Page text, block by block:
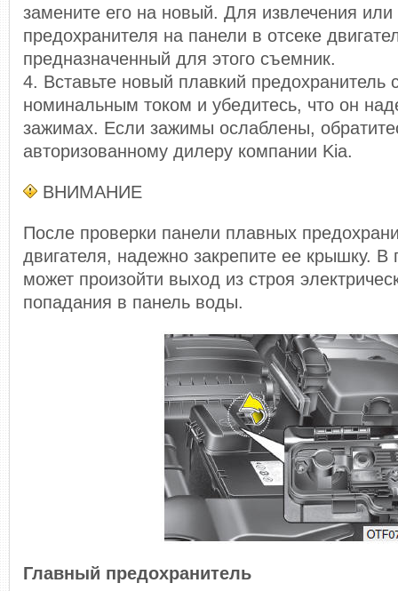
замените его на новый. Для извлечения или
предохранителя на панели в отсеке
предназначенный для этого съемник.
4. Вставьте новый плавкий предохранитель
номинальным током и убедитесь, что он
зажимах. Если зажимы ослаблены,
авторизованному дилеру компании Kia.
ВНИМАНИЕ
После проверки панели плавных
двигателя, надежно закрепите ее крышку. В
может произойти выход из строя
попадания в панель воды.
Главный предохранитель